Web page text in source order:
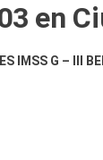
en
IMSS G – III